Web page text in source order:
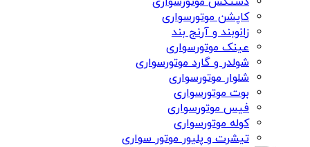
کاپشن موتورسواری
زانوبند و آرنج بند
عینک موتورسواری
شولدر و گارد موتورسواری
شلوار موتورسواری
بوت موتورسواری
فیس موتورسواری
کوله موتورسواری
تیشرت و پلیور موتور سواری